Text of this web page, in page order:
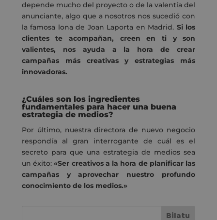
depende mucho del proyecto o de la valentía del
anunciante, algo que a nosotros nos sucedió con
la famosa lona de Joan Laporta en Madrid. Si los
clientes te acompañan, creen en ti y son
valientes, nos ayuda a la hora de crear
campañas más creativas y estrategias más
innovadoras.
¿Cuáles son los ingredientes
fundamentales para hacer una buena
estrategia de medios?
Por último, nuestra directora de nuevo negocio
respondía al gran interrogante de cuál es el
secreto para que una estrategia de medios sea
un éxito:«Ser creativos a la hora de planificar las
campañas y aprovechar nuestro profundo
conocimiento de los medios.»